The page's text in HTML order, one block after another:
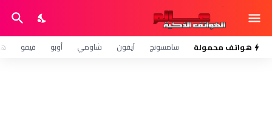
هواتف محمولة سامسونج آيفون شاومي أوبو فيفو